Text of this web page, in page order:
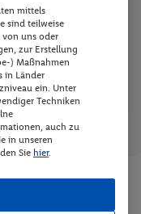
28
p.P. Preis p.P.
mittels
sind teilweise
uns oder
zur Erstellung
) Maßnahmen
in Länder
ein. Unter
Techniken
auch zu
in unseren
Sie hier.